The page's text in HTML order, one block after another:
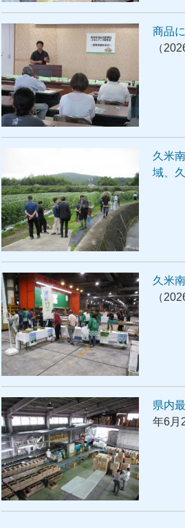
商品
（
久米
域、
久米
（
県内
年6月